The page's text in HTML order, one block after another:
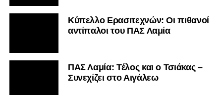
Κύπελλο Ερασιτεχνών: Οι πιθανοί
αντίπαλοι του ΠΑΣ Λαμία
ΠΑΣ Λαμία: Τέλος και ο Τσιάκας –
Συνεχίζει στο Αιγάλεω